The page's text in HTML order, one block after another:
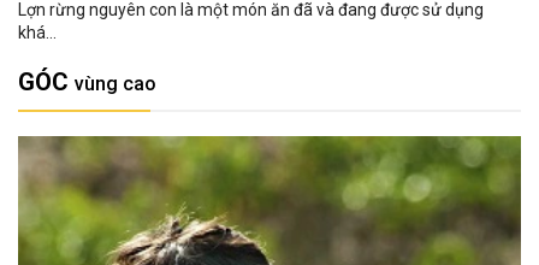
Lợn rừng nguyên con là một món ăn đã và đang được sử dụng
khá...
GÓC vùng cao